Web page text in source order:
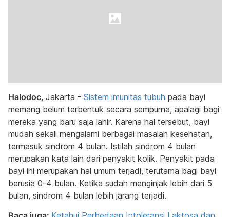
Halodoc, Jakarta - Sistem imunitas tubuh pada bayi
memang belum terbentuk secara sempurna, apalagi bagi
mereka yang baru saja lahir. Karena hal tersebut, bayi
mudah sekali mengalami berbagai masalah kesehatan,
termasuk sindrom 4 bulan. Istilah sindrom 4 bulan
merupakan kata lain dari penyakit kolik. Penyakit pada
bayi ini merupakan hal umum terjadi, terutama bagi bayi
berusia 0-4 bulan. Ketika sudah menginjak lebih dari 5
bulan, sindrom 4 bulan lebih jarang terjadi.